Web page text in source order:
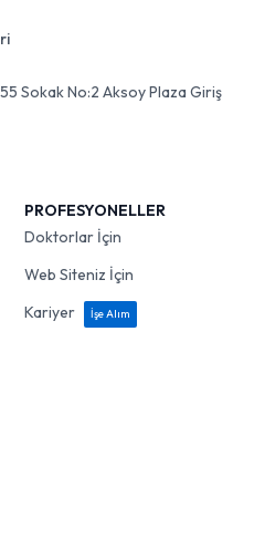
Sokak No:2 Aksoy Plaza Giriş
PROFESYONELLER
Doktorlar İçin
Web Siteniz İçin
Kariyer
İşe Alım